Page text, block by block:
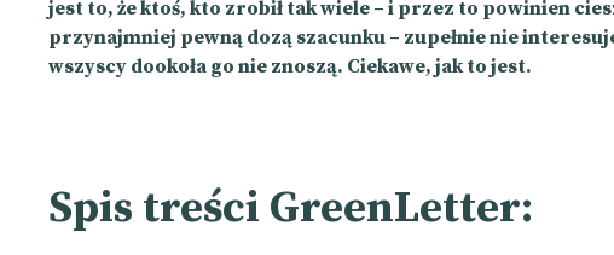
jest to, że ktoś, kto zrobił tak wiele – i przez to powinien
przynajmniej pewną dozą szacunku – zupełnie nie
wszyscy dookoła go nie znoszą. Ciekawe, jak to jest.
Spis treści GreenLetter: